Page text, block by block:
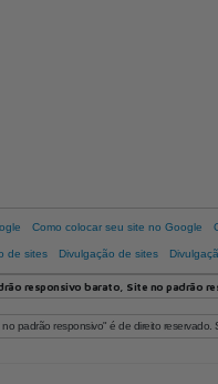
Como colocar seu site no Google
de sites Divulgação de sites
responsivo barato, Site no padrão
padrão responsivo" é de direito